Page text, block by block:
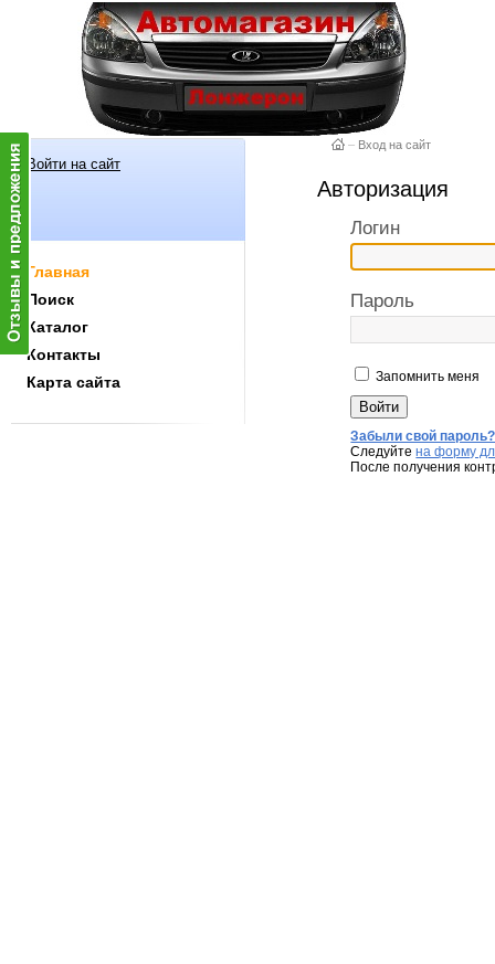
Войти на сайт
Главная
Поиск
Каталог
Контакты
Карта сайта
– Вход на сайт
Авторизация
Логин
Пароль
Запомнить меня
Забыли свой пароль?
Следуйтена форму
После получения